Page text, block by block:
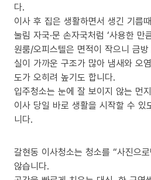
다.
이사 후 집은 생활하면서 생긴 기름때
눌림 자국·문 손자국처럼 ‘사용한 만
원룸/오피스텔은 면적이 작으니 금
실이 가까운 구조가 많아 냄새와 오
도가 오히려 높기도 합니다.
입주청소는 눈에 잘 보이지 않는 먼
이사 당일 바로 생활을 시작할 수 있
니다.
갈현동 이사청소는 청소를 “사진으
않습니다.